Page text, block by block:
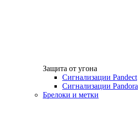
Защита от угона
Сигнализации Pandect
Сигнализации Pandora
Брелоки и метки